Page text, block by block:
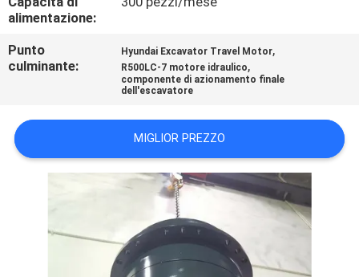
TUTTI
RICHIEDERE
UN
PREVENTIVO
SITEMAP
alimentazione:
Punto
culminante:
Hyundai Excavator Travel Motor,
R500LC-7 motore idraulico,
componente di azionamento finale
dell'escavatore
MIGLIOR PREZZO